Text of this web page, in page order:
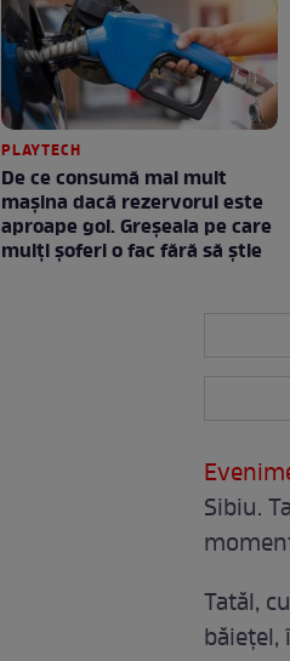
PLAYTECH
De ce consumă mai mult
mașina dacă rezervorul este
aproape gol. Greșeala pe care
mulți șoferi o fac fără să știe
Sibiu.
Tatăl,
băiețel,